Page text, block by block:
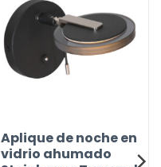
Aplique de noche en
vidrio ahumado